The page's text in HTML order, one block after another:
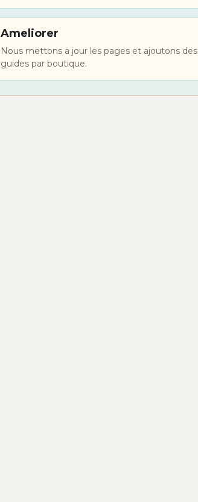
Ameliorer
Nous mettons a jour les pages et ajoutons des
guides par boutique.